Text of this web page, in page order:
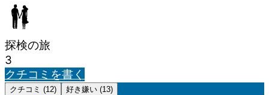
探検の旅
3
クチコミを書く
クチコミ (12) 好き嫌い (13)